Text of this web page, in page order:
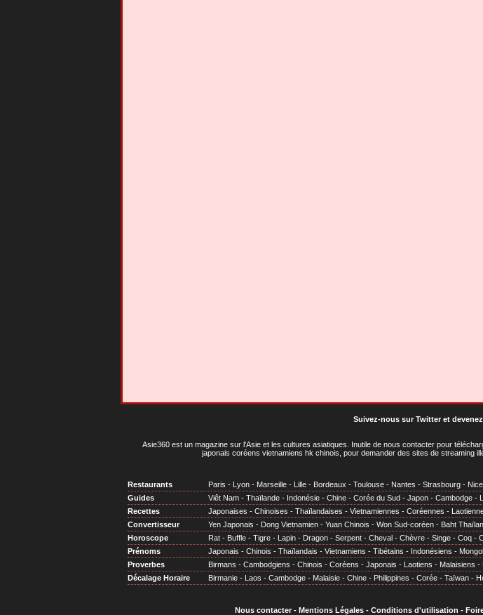
Suivez-nous sur Twitteret
Asie360 est un magazine sur l'Asie et les cultures asiatiques . Inutile de nous contacter pour
japonais coréens vietnamiens hk chinois, pour demander des sites de streaming
Restaurants Paris - Lyon - Marseille - Lille - Bordeaux - Toulouse - Nantes - Strasbourg - Nice
Guides
Viêt Nam - Thaïlande - Indonésie - Chine - Corée du Sud - Japon - Cambodge -
Recettes
Japonaises - Chinoises - Thaïlandaises - Vietnamiennes - Coréennes -
Convertisseur
Yen Japonais - Dong Vietnamien - Yuan Chinois - Won Sud-coréen - Baht
Horoscope
Rat - Buffle - Tigre - Lapin - Dragon - Serpent - Cheval - Chèvre - Singe - Coq -
Prénoms
Japonais - Chinois - Thaïlandais - Vietnamiens - Tibétains - Indonésiens -
Proverbes
Birmans - Cambodgiens - Chinois - Coréens - Japonais - Laotiens - Malaisiens -
Décalage Horaire
Birmanie - Laos - Cambodge - Malaisie - Chine - Philippines - Corée - Taïwan -
Nous contacter- Mentions Légales- Conditions d'utilisation -